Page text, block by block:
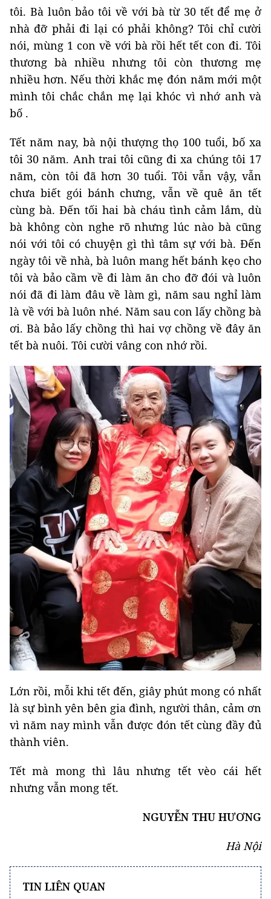
tôi. Bà luôn bảo tôi về với bà từ 30 tết để mẹ ở
nhà đỡ phải đi lại có phải không? Tôi chỉ cười
nói, mùng 1 con về với bà rồi hết tết con đi. Tôi
thương bà nhiều nhưng tôi còn thương mẹ
nhiều hơn. Nếu thời khắc mẹ đón năm mới một
mình tôi chắc chắn mẹ lại khóc vì nhớ anh và
bố .
Tết năm nay, bà nội thượng thọ 100 tuổi, bố xa
tôi 30 năm. Anh trai tôi cũng đi xa chúng tôi 17
năm, còn tôi đã hơn 30 tuổi. Tôi vẫn vậy, vẫn
chưa biết gói bánh chưng, vẫn về quê ăn tết
cùng bà. Đến tối hai bà cháu tình cảm lắm, dù
bà không còn nghe rõ nhưng lúc nào bà cũng
nói với tôi có chuyện gì thì tâm sự với bà. Đến
ngày tôi về nhà, bà luôn mang hết bánh kẹo cho
tôi và bảo cầm về đi làm ăn cho đỡ đói và luôn
nói đã đi làm đâu về làm gì, năm sau nghỉ làm
là về với bà luôn nhé. Năm sau con lấy chồng bà
ơi. Bà bảo lấy chồng thì hai vợ chồng về đây ăn
tết bà nuôi. Tôi cười vâng con nhớ rồi.
Lớn rồi, mỗi khi tết đến, giây phút mong có nhất
là sự bình yên bên gia đình, người thân, cảm ơn
vì năm nay mình vẫn được đón tết cùng đầy đủ
thành viên.
Tết mà mong thì lâu nhưng tết vèo cái hết
nhưng vẫn mong tết.
NGUYỄN THU HƯƠNG
Hà Nội
TIN LIÊN QUAN